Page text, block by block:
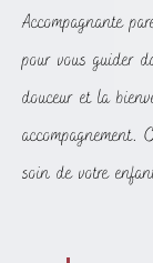
Accompagnante
pour vous guider
douceur et la
accompagnement.
soin de votre